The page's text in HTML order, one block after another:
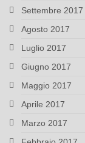
Settembre 2017
Agosto 2017
Luglio 2017
Giugno 2017
Maggio 2017
Aprile 2017
Marzo 2017